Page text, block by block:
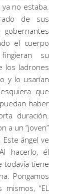
no estaba.
de sus
el cuerpo
su
los ladrones
y lo usarían
que
haber
duración.
a un “joven”
ángel ve
hacerlo, él
todavía tiene
Pongamos
“EL